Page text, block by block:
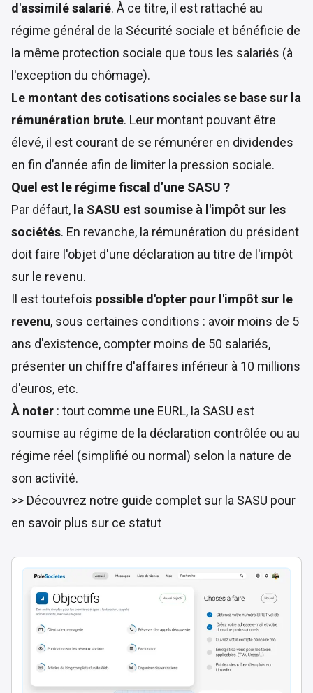
d'assimilé salarié. À ce titre, il est rattaché au
régime général de la Sécurité sociale et bénéficie de
la même protection sociale que tous les salariés (à
l'exception du chômage).
Le montant des cotisations sociales se base sur la
rémunération brute. Leur montant pouvant être
élevé, il est courant de se rémunérer en dividendes
en fin d’année afin de limiter la pression sociale.
Quel est le régime fiscal d’une SASU ?
Par défaut, la SASU est soumise à l'impôt sur les
sociétés. En revanche, la rémunération du président
doit faire l'objet d'une déclaration au titre de l'impôt
sur le revenu.
Il est toutefois possible d'opter pour l'impôt sur le
revenu, sous certaines conditions : avoir moins de 5
ans d'existence, compter moins de 50 salariés,
présenter un chiffre d'affaires inférieur à 10 millions
d'euros, etc.
À noter : tout comme une EURL, la SASU est
soumise au régime de la déclaration contrôlée ou au
régime réel (simplifié ou normal) selon la nature de
son activité.
>> Découvrez notre guide complet sur la SASU pour
en savoir plus sur ce statut